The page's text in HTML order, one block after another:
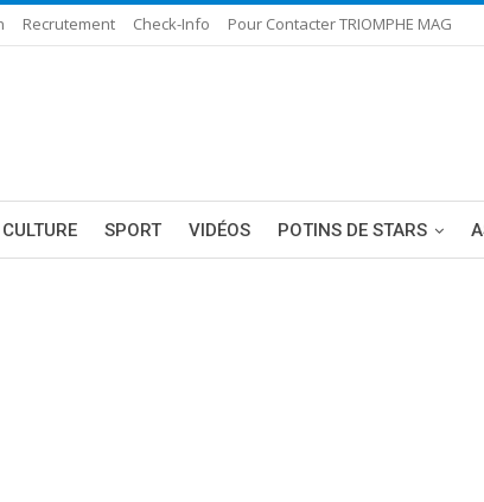
Recrutement Check-Info Pour Contacter TRIOMPHE MAG
CULTURE SPORT VIDÉOS POTINS DE STARS